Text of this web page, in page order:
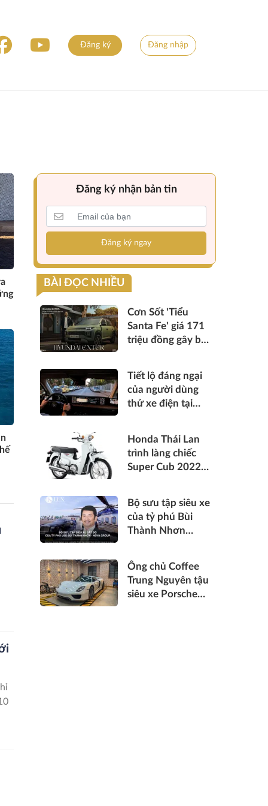
Đăng ký Đăng nhập
Đăng ký nhận bản tin
Đăng ký ngay
BÀI ĐỌC NHIỀU
Cơn Sốt 'Tiểu
Santa Fe' giá 171
triệu đồng gây bão
Tiết lộ đáng ngại
của người dùng
thử xe điện tại
thật
Honda Thái Lan
trình làng chiếc
Super Cub 2022
Vision
Bộ sưu tập siêu xe
của tỷ phú Bùi
Thành Nhơn
Royce, Mercedes-
Maybach, Bentley,
du thuyền Riva và
loạt xe sang đắt
Ông chủ Coffee
Trung Nguyên tậu
siêu xe Porsche